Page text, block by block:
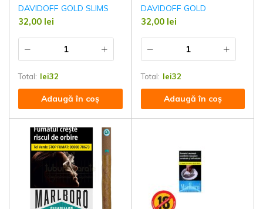
DAVIDOFF GOLD SLIMS
32,00 lei
Total: lei32
Adaugă în coș
DAVIDOFF GOLD
32,00 lei
Total: lei32
Adaugă în coș